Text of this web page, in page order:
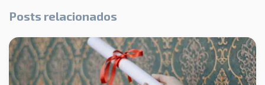
Posts relacionados